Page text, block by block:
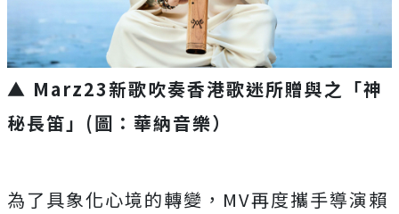
▲ Marz23新歌吹奏香港歌迷所贈與之「神
秘長笛」(圖：華納音樂）
為了具象化心境的轉變，MV再度攜手導演賴